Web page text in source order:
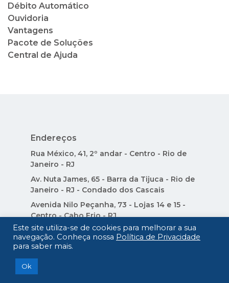
Débito Automático
Ouvidoria
Vantagens
Pacote de Soluções
Central de Ajuda
Endereços
Rua México, 41, 2º andar - Centro - Rio de
Janeiro - RJ
Av. Nuta James, 65 - Barra da Tijuca - Rio de
Janeiro - RJ - Condado dos Cascais
Avenida Nilo Peçanha, 73 - Lojas 14 e 15 -
Centro - Cabo Frio - RJ
CRECI-RJ J1372
Atendimento Rio de Janeiro
+55 21 2196 5000
Este site utiliza-se de cookies para melhorar a sua
navegação. Conheça nossa Política de Privacidade
para saber mais.
Ok